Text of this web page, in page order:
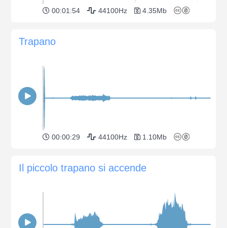
00:01:54 44100Hz 4.35Mb
Trapano
00:00:29 44100Hz 1.10Mb
Il piccolo trapano si accende